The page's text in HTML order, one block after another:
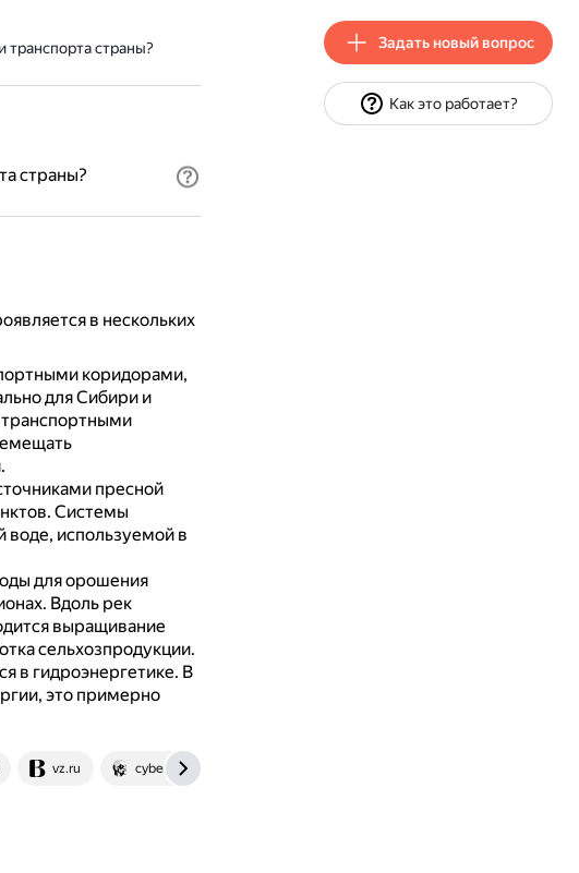
транспорта страны?
страны?
в нескольких
коридорами,
для Сибири и
пресной
Системы
воде, используемой в
для орошения
Вдоль рек
выращивание
сельхозпродукции.
в гидроэнергетике. В
это примерно
vz.ru cyberleninka.ru
Задать новый вопрос
Как это работает?